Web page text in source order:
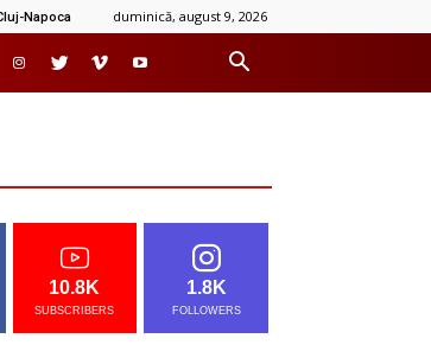
Napoca duminică, august 9, 2026
10.8K
SUBSCRIBERS
1.8K
FOLLOWERS